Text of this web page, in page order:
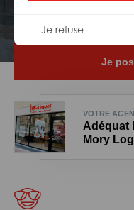
Je refuse
Je
VOTRE
Adéquat
Mory